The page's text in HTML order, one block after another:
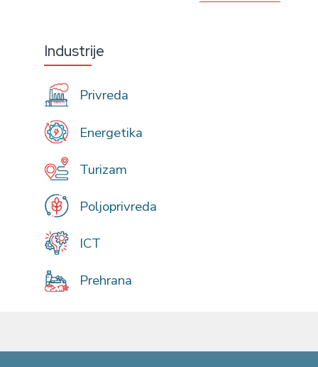
Industrije
Privreda
Energetika
Turizam
Poljoprivreda
ICT
Prehrana